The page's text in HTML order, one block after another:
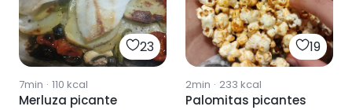
23
7min · 110 kcal
Merluza picante
19
2min · 233 kcal
Palomitas picantes